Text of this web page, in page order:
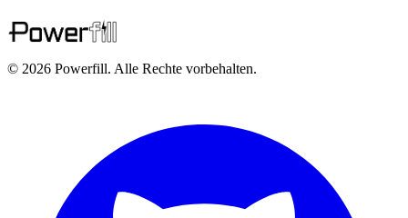
© 2026 Powerfill. Alle Rechte vorbehalten.